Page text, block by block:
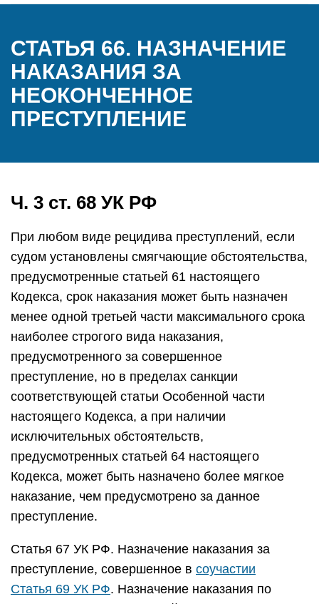
СТАТЬЯ 66. НАЗНАЧЕНИЕ
НАКАЗАНИЯ ЗА
НЕОКОНЧЕННОЕ
ПРЕСТУПЛЕНИЕ
Ч. 3 ст. 68 УК РФ
При любом виде рецидива преступлений, если
судом установлены смягчающие обстоятельства,
предусмотренные статьей 61 настоящего
Кодекса, срок наказания может быть назначен
менее одной третьей части максимального срока
наиболее строгого вида наказания,
предусмотренного за совершенное
преступление, но в пределах санкции
соответствующей статьи Особенной части
настоящего Кодекса, а при наличии
исключительных обстоятельств,
предусмотренных статьей 64 настоящего
Кодекса, может быть назначено более мягкое
наказание, чем предусмотрено за данное
преступление.
Статья 67 УК РФ. Назначение наказания за
преступление, совершенное в соучастии
Статья 69 УК РФ. Назначение наказания по